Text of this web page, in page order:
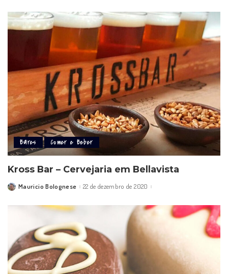
Bares Comer e Beber
Kross Bar – Cervejaria em Bellavista
PostedMauricio Bolognese 22 de dezembro de 2020